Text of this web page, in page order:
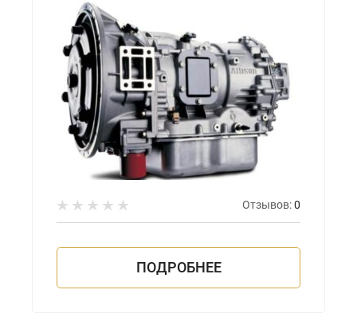
Отзывов:0
ПОДРОБНЕЕ